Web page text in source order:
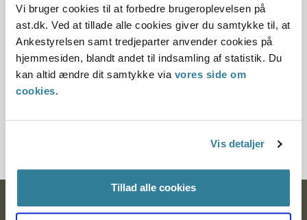
Vi bruger cookies til at forbedre brugeroplevelsen på
ast.dk. Ved at tillade alle cookies giver du samtykke til, at
Ankestyrelsen samt tredjeparter anvender cookies på
hjemmesiden, blandt andet til indsamling af statistik. Du
kan altid ændre dit samtykke via vores side om
cookies.
Vis detaljer
Tillad alle cookies
Til brug for tema-ankemøde i uge 24 2021.
Notat om ulovlig skolefravær
01-06-2021
Ankestyrelsen